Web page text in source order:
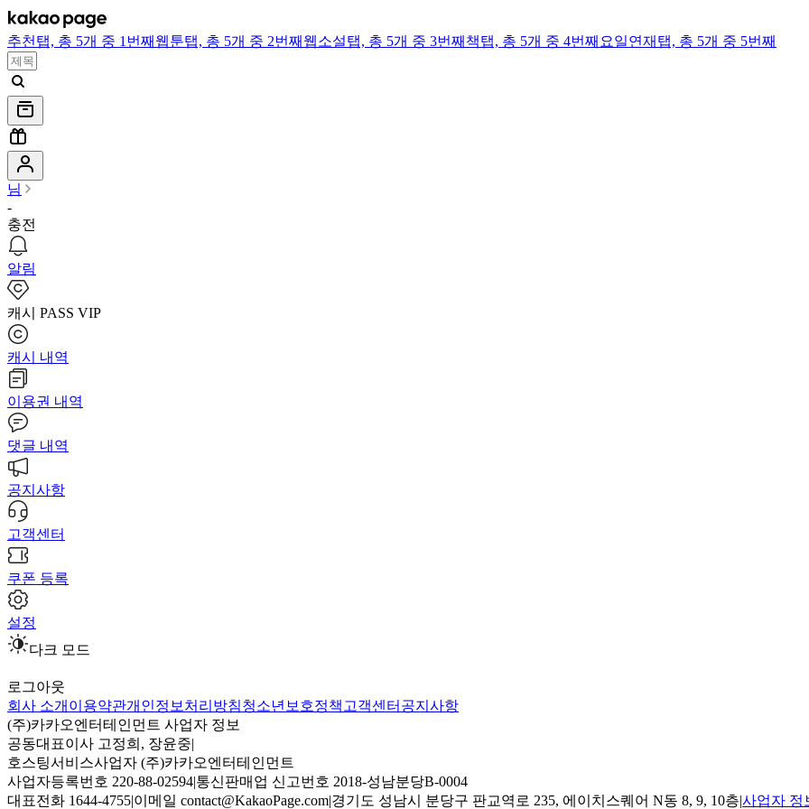
추천 탭, 총 5개 중 1번째 웹툰탭, 총 5개 중 2번째 웹소설탭, 총 5개 중 3번째 책탭, 총 5개 중 4번째 요일연재 탭, 총 5개 중 5번째
님
-
충전
알림
캐시 PASS VIP
캐시 내역
이용권 내역
댓글 내역
공지사항
고객센터
쿠폰 등록
설정
다크 모드
로그아웃
회사 소개 이용약관개인정보처리방침청소년보호정책 고객센터 공지사항
(주)카카오엔터테인먼트 사업자 정보
공동대표이사 고정희, 장윤중|
호스팅서비스사업자 (주)카카오엔터테인먼트
사업자등록번호 220-88-02594|통신판매업 신고번호 2018-성남분당B-0004
대표전화 1644-4755|이메일 contact@KakaoPage.com|경기도 성남시 분당구 판교역로 235, 에이치스퀘어 N동 8, 9, 10층|사업자 정